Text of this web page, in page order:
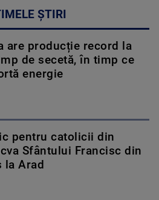
ȘTIRI
are producție record la
de secetă, în timp ce
energie
pentru catolicii din
Sfântului Francisc din
la Arad